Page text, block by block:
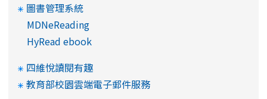
圖書管理系統
MDNeReading
HyRead ebook
四維悅讀閱有趣
教育部校園雲端電子郵件服務